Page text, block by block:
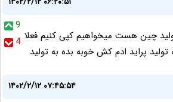
9
4 چین هست میخواهیم کپی کنیم فعلا
پراید ادم کش خوبه بده به تولید
۱۴۰۲/۲/۱۲ ۰۷:۴۵:۵۴